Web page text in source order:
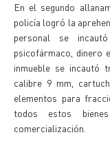
En el segundo
policía logró la
personal se
psicofármaco, dinero
inmueble se incautó
calibre 9 mm,
elementos para
todos estos
comercialización.